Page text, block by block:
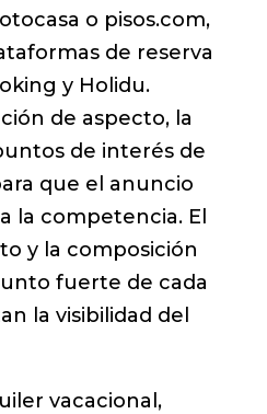
o pisos.com,
de reserva
y Holidu.
de aspecto, la
de interés de
que el anuncio
la competencia. El
y la composición
fuerte de cada
la visibilidad del
vacacional,